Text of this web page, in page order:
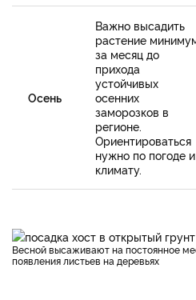
Осень
Важно высадить
растение
за месяц до
прихода
устойчивых
осенних
заморозков в
регионе.
Ориентироваться
нужно по погоде и
климату.
Весной высаживают на постоянное место с наступлением тепла до
появления листьев на деревьях